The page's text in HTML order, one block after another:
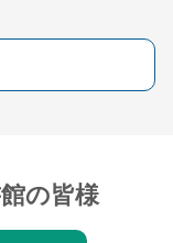
の皆様